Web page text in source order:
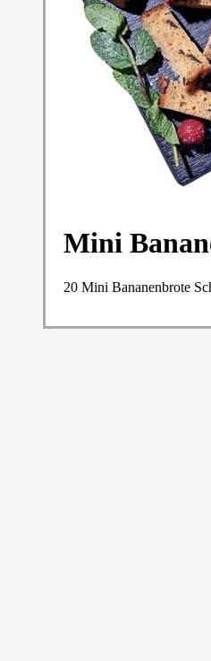
Mini
20 Mini Bananenbrote